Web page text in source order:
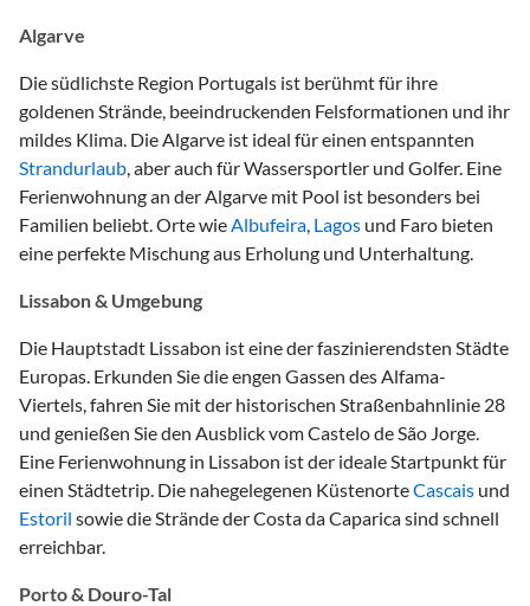
Algarve
Die südlichste Region Portugals ist berühmt für ihre
goldenen Strände, beeindruckenden Felsformationen und ihr
mildes Klima. Die Algarve ist ideal für einen entspannten
Strandurlaub , aber auch für Wassersportler und Golfer. Eine
Ferienwohnung an der Algarve mit Pool ist besonders bei
Familien beliebt. Orte wie Albufeira Lagos und Faro bieten
eine perfekte Mischung aus Erholung und Unterhaltung.
Lissabon & Umgebung
Die Hauptstadt Lissabon ist eine der faszinierendsten Städte
Europas. Erkunden Sie die engen Gassen des Alfama-
Viertels, fahren Sie mit der historischen Straßenbahnlinie 28
und genießen Sie den Ausblick vom Castelo de São Jorge.
Eine Ferienwohnung in Lissabon ist der ideale Startpunkt für
einen Städtetrip. Die nahegelegenen KüstenorteCascais und
Estoril sowie die Strände der Costa da Caparica sind schnell
erreichbar.
Porto & Douro-Tal